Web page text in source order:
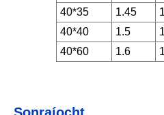
40*35
1.45
40*40
1.5
40*60
1.6